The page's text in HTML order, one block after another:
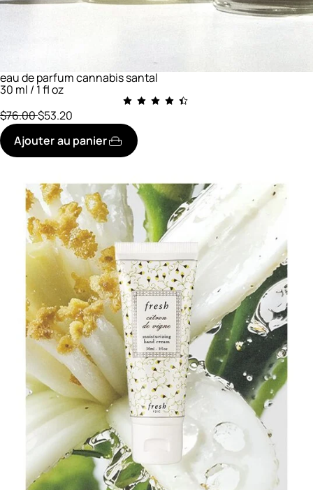
eau de parfum cannabis santal
30 ml / 1 fl oz
prix initial
$76.00réduit à
$53.20
Ajouter au panier